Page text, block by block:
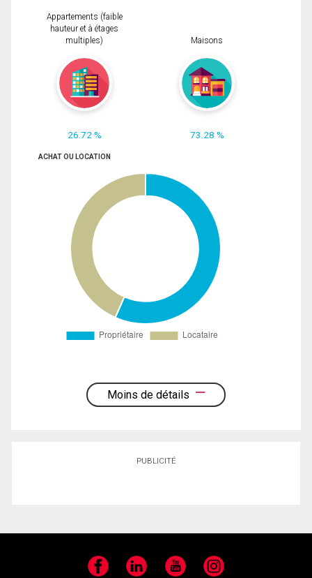
Appartements (faible
hauteur et à étages
multiples)
26.72 %
Maisons
73.28 %
ACHAT OU LOCATION
Moins de détails
PUBLICITÉ
Facebook LinkedIn YouTube Instagram